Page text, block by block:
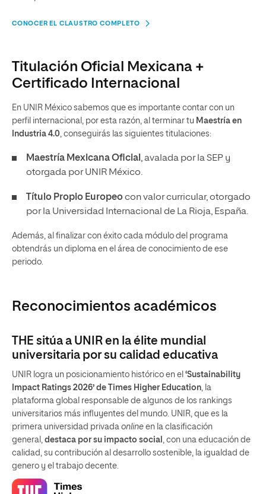
CONOCER EL CLAUSTRO COMPLETO
Titulación Oficial Mexicana +
Certificado Internacional
En UNIR México sabemos que es importante contar con un
perfil internacional, por esta razón, al terminar tu Maestría en
Industria 4.0, conseguirás las siguientes titulaciones:
Maestría Mexicana Oficial , avalada por la SEP y
otorgada por UNIR México.
Título Propio Europeocon valor curricular, otorgado
por la Universidad Internacional de La Rioja, España.
Además, al finalizar con éxito cada módulo del programa
obtendrás un diploma en el área de conocimiento de ese
periodo.
Reconocimientos académicos
THE sitúa a UNIR en la élite mundial
universitaria por su calidad educativa
UNIR logra un posicionamiento histórico en el ‘Sustainability
Impact Ratings 2026’ de Times Higher Education, la
plataforma global responsable de algunos de los rankings
universitarios más influyentes del mundo. UNIR, que es la
primera universidad privada online en la clasificación
general, destaca por su impacto social , con una educación de
calidad, su contribución al desarrollo sostenible, la igualdad de
genero y el trabajo decente.